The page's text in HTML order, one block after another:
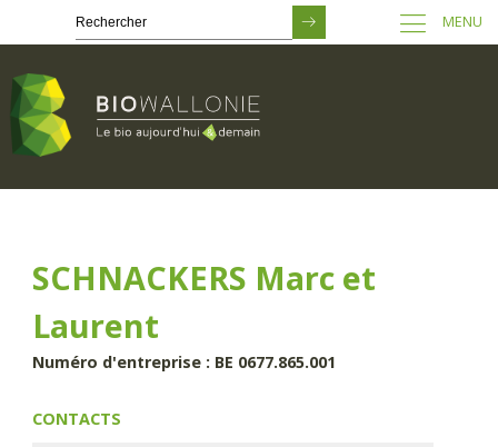
principal
MENU
SCHNACKERS Marc et
Laurent
Numéro d'entreprise : BE 0677.865.001
CONTACTS